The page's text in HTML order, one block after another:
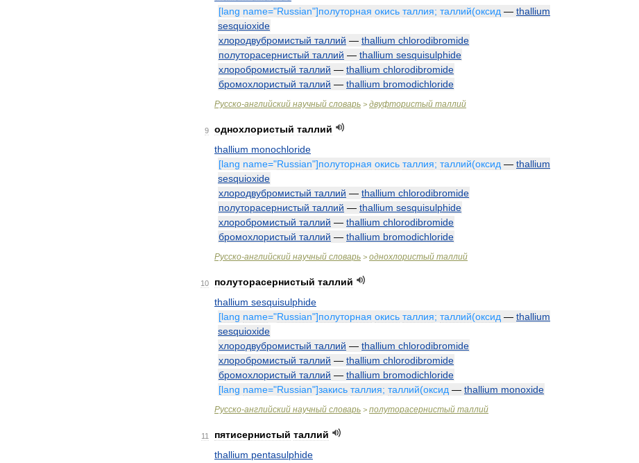
[lang name="Russian"]полуторная окись таллия; таллий(оксид — thallium
sesquioxide
хлородвубромистый таллий — thallium chlorodibromide
полуторасернистый таллий — thallium sesquisulphide
хлоробромистый таллий — thallium chlorodibromide
бромохлористый таллий — thallium bromodichloride
Русско-английский научный словарь > двуфтористый таллий
9 однохлористый таллий
thallium monochloride
[lang name="Russian"]полуторная окись таллия; таллий(оксид — thallium
sesquioxide
хлородвубромистый таллий — thallium chlorodibromide
полуторасернистый таллий — thallium sesquisulphide
хлоробромистый таллий — thallium chlorodibromide
бромохлористый таллий — thallium bromodichloride
Русско-английский научный словарь > однохлористый таллий
10 полуторасернистый таллий
thallium sesquisulphide
[lang name="Russian"]полуторная окись таллия; таллий(оксид — thallium
sesquioxide
хлородвубромистый таллий — thallium chlorodibromide
хлоробромистый таллий — thallium chlorodibromide
бромохлористый таллий — thallium bromodichloride
[lang name="Russian"]закись таллия; таллий(оксид — thallium monoxide
Русско-английский научный словарь > полуторасернистый таллий
11 пятисернистый таллий
thallium pentasulphide